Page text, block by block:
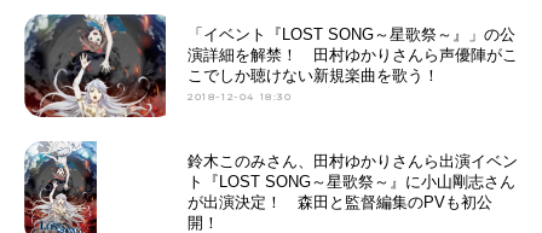
「イベント『LOST SONG～星歌祭～』」の公
演詳細を解禁！ 田村ゆかりさんら声優陣がこ
こでしか聴けない新規楽曲を歌う！
2018-12-04 18:30
鈴木このみさん、田村ゆかりさんら出演イベン
ト『LOST SONG～星歌祭～』に小山剛志さん
が出演決定！ 森田と監督編集のPVも初公
開！